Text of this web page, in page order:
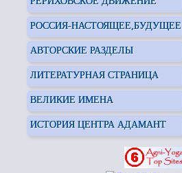
РОССИЯ-НАСТОЯЩЕЕ,БУДУЩЕЕ
АВТОРСКИЕ РАЗДЕЛЫ
ЛИТЕРАТУРНАЯ СТРАНИЦА
ВЕЛИКИЕ ИМЕНА
ИСТОРИЯ ЦЕНТРА АДАМАНТ